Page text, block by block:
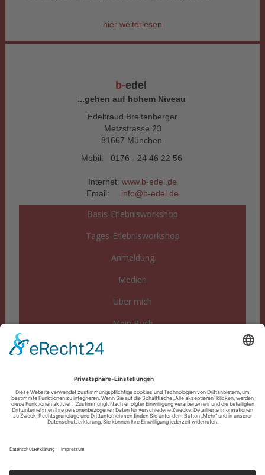
hier weiterlesen
b-edel
...gehen auf hohem Niveau
Edeltraud Breitenberger
Metzstrasse 23
81667 München
Mobil: 0176 - 24 46 22 56
Internet: www.b-edel.de
Email: info@b-edel.de
Basis-Erlebnisworkshop
Tages-Erlebnisworkshop
Anmeldung
Medien
Über mich
Mein Buch